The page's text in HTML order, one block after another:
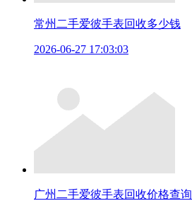
常州二手爱彼手表回收多少钱
2026-06-27 17:03:03
广州二手爱彼手表回收价格查询